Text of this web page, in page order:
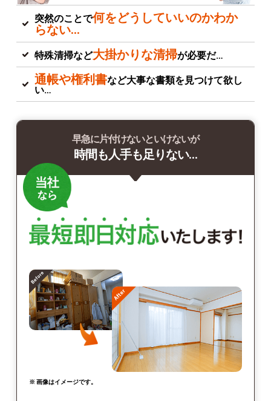
突然のことで何をどうしていいのかわか
らない…
特殊清掃など大掛かりな清掃が必要だ…
通帳や権利書など大事な書類を見つけて欲し
い…
早急に片付けないといけないが
時間も人手も足りない…
※ 画像はイメージです。